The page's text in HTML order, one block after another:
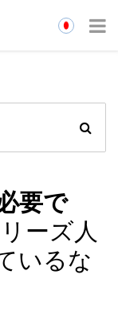
要で
ーズ人
いるな